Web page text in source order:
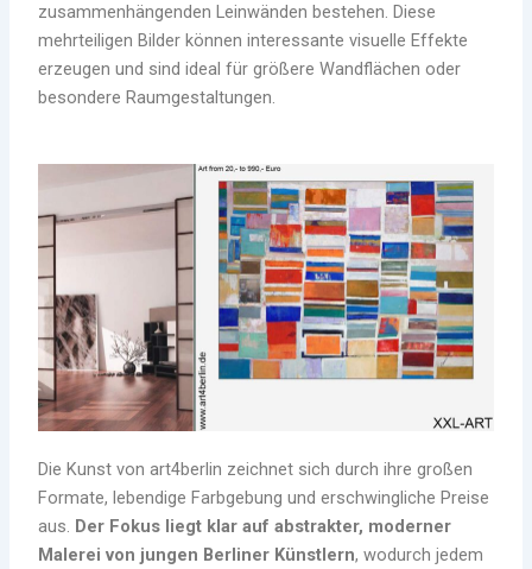
zusammenhängenden Leinwänden bestehen. Diese
mehrteiligen Bilder können interessante visuelle Effekte
erzeugen und sind ideal für größere Wandflächen oder
besondere Raumgestaltungen.
Die Kunst von art4berlin zeichnet sich durch ihre großen
Formate, lebendige Farbgebung und erschwingliche Preise
aus. Der Fokus liegt klar auf abstrakter, moderner
Malerei von jungen Berliner Künstlern, wodurch jedem